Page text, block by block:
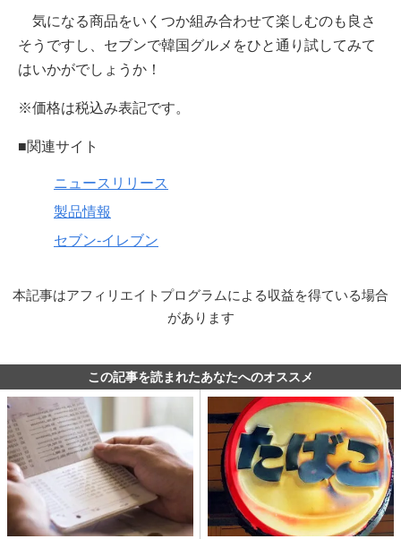
気になる商品をいくつか組み合わせて楽しむのも良さ
そうですし、セブンで韓国グルメをひと通り試してみて
はいかがでしょうか！
※価格は税込み表記です。
■関連サイト
ニュースリリース
製品情報
セブン‐イレブン
本記事はアフィリエイトプログラムによる収益を得ている場合
があります
この記事を読まれたあなたへのオススメ